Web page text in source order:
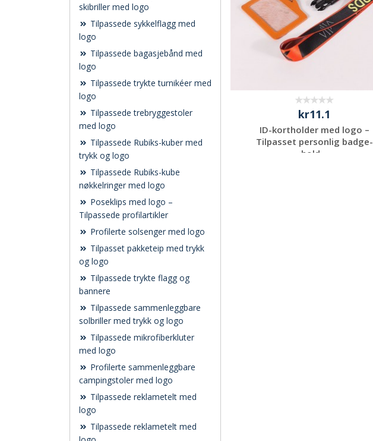
skibriller med logo
Tilpassede sykkelflagg med
logo
Tilpassede bagasjebånd med
logo
Tilpassede trykte turnikéer med
logo
Tilpassede trebryggestoler
med logo
Tilpassede Rubiks-kuber med
trykk og logo
Tilpassede Rubiks-kube
nøkkelringer med logo
Poseklips med logo –
Tilpassede profilartikler
Profilerte solsenger med logo
Tilpasset pakketeip med trykk
og logo
Tilpassede trykte flagg og
bannere
Tilpassede sammenleggbare
solbriller med trykk og logo
Tilpassede mikrofiberkluter
med logo
Profilerte sammenleggbare
campingstoler med logo
Tilpassede reklametelt med
logo
Tilpassede reklametelt med
kr11.1
ID-kortholder med logo –
Tilpasset personlig badge-
hold...